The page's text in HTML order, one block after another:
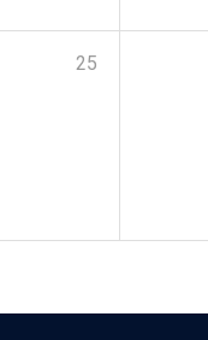
25